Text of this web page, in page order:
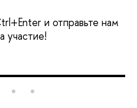
и отправьте нам
участие!